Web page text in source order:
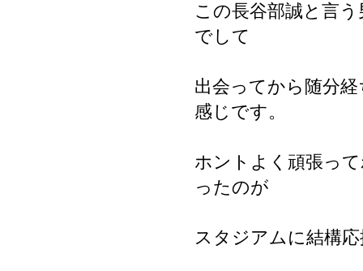
この長谷部誠と言
でして
出会ってから随分
感じです。
ホントよく頑張っ
ったのが
スタジアムに結構